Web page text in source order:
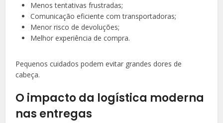
Menos tentativas frustradas;
Comunicação eficiente com transportadoras;
Menor risco de devoluções;
Melhor experiência de compra.
Pequenos cuidados podem evitar grandes dores de
cabeça.
O impacto da logística moderna
nas entregas